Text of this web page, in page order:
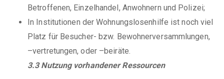
Betroffenen, Einzelhandel, Anwohnern und Polizei;
In Institutionen der Wohnungslosenhilfe ist noch viel
Platz für Besucher- bzw. Bewohnerversammlungen,
–vertretungen, oder –beiräte.
3.3 Nutzung vorhandener Ressourcen